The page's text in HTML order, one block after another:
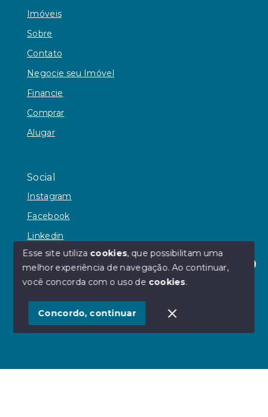
Olá! Estamos disponíveis para te ajudar.
Imóveis
Sobre
Contato
Negocie seu Imóvel
Financie
Comprar
Alugar
Social
Instagram
Facebook
Linkedin
© Copyright 2026 - JH Reginato Imóveis - Todos os
SITE PARA IMOBILIARIA
Esse site utiliza cookies, que possibilitam uma
melhor experiência de navegação.Ao continuar,
você concorda com o uso de cookies.
Concordo, continuar